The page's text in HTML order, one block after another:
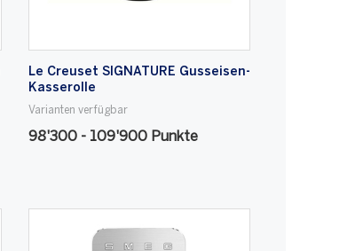
Le Creuset SIGNATURE Gusseisen-
Kasserolle
Varianten verfügbar
98'300 - 109'900 Punkte